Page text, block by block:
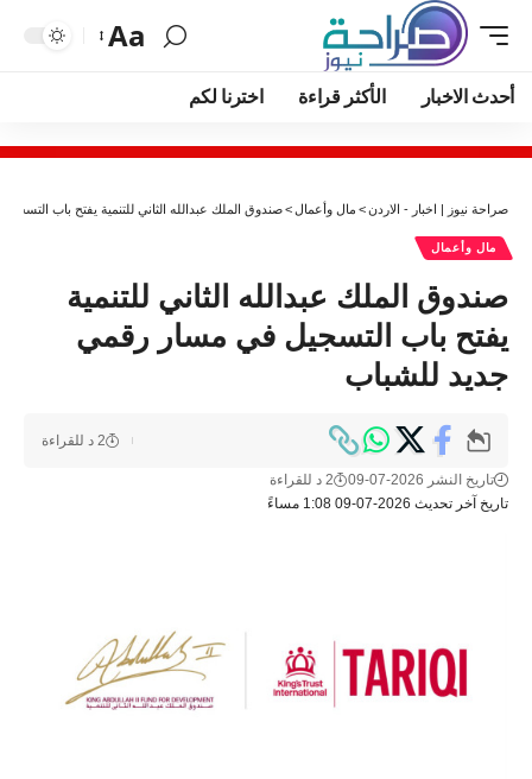
Aa
أحدث الاخبار الأكثر قراءة اخترنا لكم
صراحة نيوز | اخبار - الاردن> مال وأعمال >صندوق الملك عبدالله الثاني للتنمية يفتح باب
مال وأعمال
صندوق الملك عبدالله الثاني للتنمية
يفتح باب التسجيل في مسار رقمي
جديد للشباب
تاريخ آخر تحديث 2026-07-09 1:08 مساءً
تاريخ النشر 2026-07-09 2 د للقراءة
2 د للقراءة